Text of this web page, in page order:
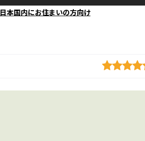
日本国内にお住まいの方向け